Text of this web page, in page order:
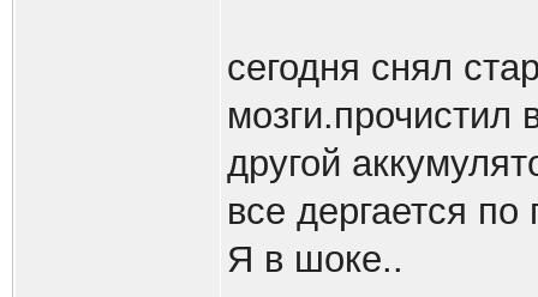
сегодня снял
мозги.прочистил
другой
все дергается
Я в шоке..